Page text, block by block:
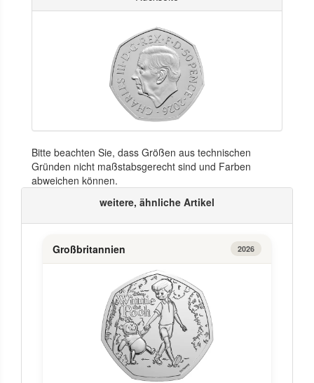
Bitte beachten Sie, dass Größen aus technischen
Gründen nicht maßstabsgerecht sind und Farben
abweichen können.
weitere, ähnliche Artikel
Großbritannien 2026